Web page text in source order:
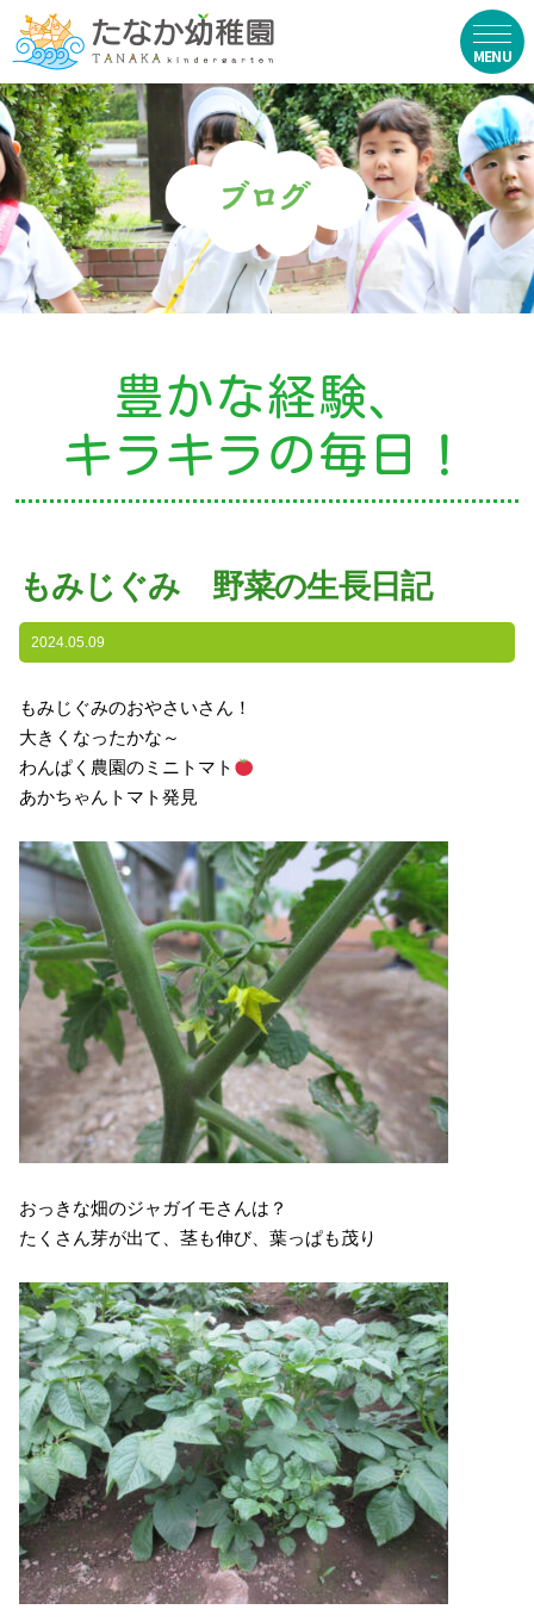
在園生向け
・資料ダウンロード
・園からのお便り
・動画
お知らせ
・ニュース
・ブログ
・園の特色
・園の一日
・自慢の給食
・アクセス
入園案内
子育て支援
未就園児教室
課外授業
豊かな経験、
キラキラの毎日！
もみじぐみ 野菜の生長日記
2024.05.09
もみじぐみのおやさいさん！
大きくなったかな～
わんぱく農園のミニトマト
あかちゃんトマト発見
おっきな畑のジャガイモさんは？
たくさん芽が出て、茎も伸び、葉っぱも茂り